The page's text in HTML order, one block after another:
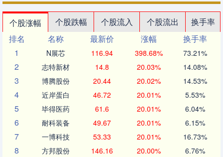
个股涨幅 个股跌幅 个股流入 个股流出
换手率
排名
名称 最新价 涨幅
换手率
1
N展芯 116.94 398.68% 73.21%
2 志特新材 14.8 20.03% 14.08%
3 博腾股份 20.44 20.02% 14.53%
4 近岸蛋白 46.72 20.01% 5.53%
5 毕得医药 61.6 20.01% 6.04%
6 耐科装备 49.67 20.01% 6.15%
7 一博科技 53.33 20.01% 16.73%
8 方邦股份 146.16 20.00% 6.76%